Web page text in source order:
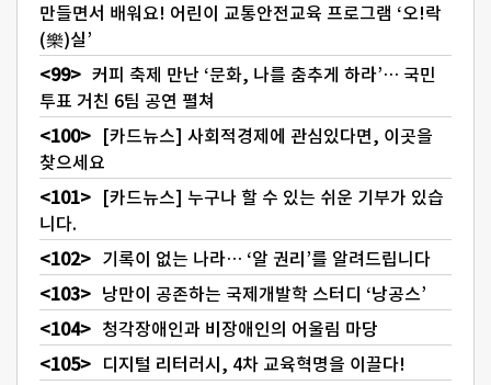
만들면서 배워요! 어린이 교통안전교육 프로그램 ‘오!락
(樂)실’
커피 축제 만난 ‘문화, 나를 춤추게 하라’… 국민
투표 거친 6팀 공연 펼쳐
[카드뉴스] 사회적경제에 관심있다면, 이곳을
찾으세요
[카드뉴스] 누구나 할 수 있는 쉬운 기부가 있습
니다.
기록이 없는 나라… ‘알 권리’를 알려드립니다
낭만이 공존하는 국제개발학 스터디 ‘낭공스’
청각장애인과 비장애인의 어울림 마당
디지털 리터러시, 4차 교육혁명을 이끌다!